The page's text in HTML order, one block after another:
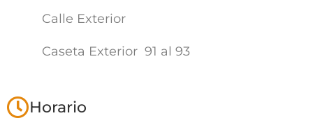
Calle Exterior
Caseta Exterior 91 al 93
Horario